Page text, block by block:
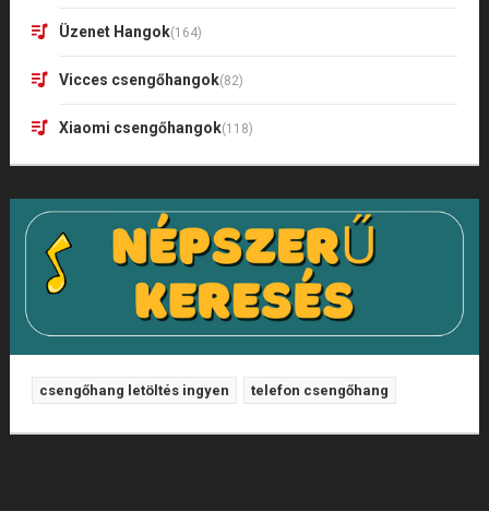
Üzenet Hangok(164)
Vicces csengőhangok(82)
Xiaomi csengőhangok(118)
csengőhang letöltés ingyen telefon csengőhang